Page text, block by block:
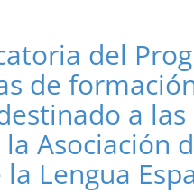
del
de
a las
Asociación
Lengua